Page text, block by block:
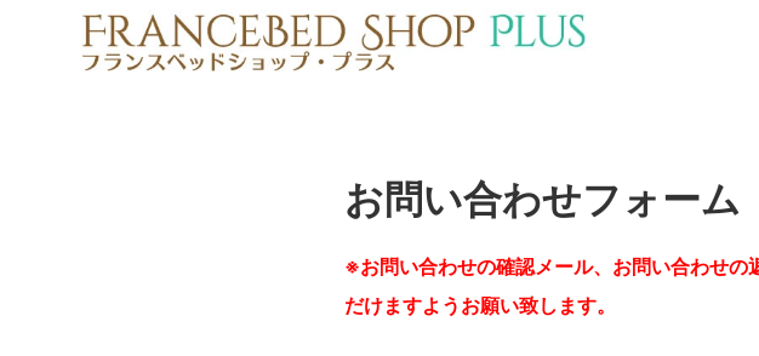
お問い合わせフォーム
※お問い合わせの確認メール、お問い合わせの
だけますようお願い致します。